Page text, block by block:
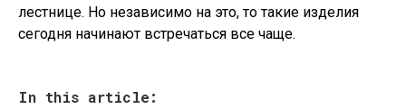
лестнице. Но независимо на это, то такие изделия
сегодня начинают встречаться все чаще.
In this article: